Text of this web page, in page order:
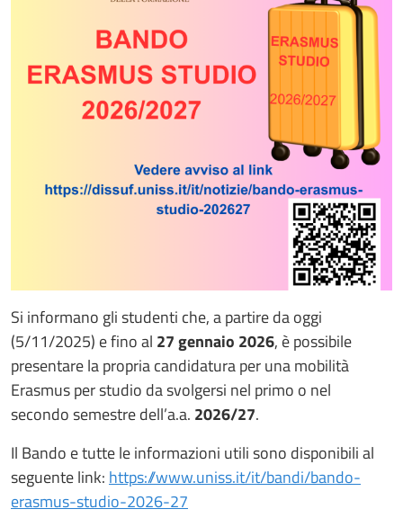
Si informano gli studenti che, a partire da oggi
(5/11/2025) e fino al 27 gennaio 2026, è possibile
presentare la propria candidatura per una mobilità
Erasmus per studio da svolgersi nel primo o nel
secondo semestre dell’a.a. 2026/27.
Il Bando e tutte le informazioni utili sono disponibili al
seguente link: https://www.uniss.it/it/bandi/bando-
erasmus-studio-2026-27